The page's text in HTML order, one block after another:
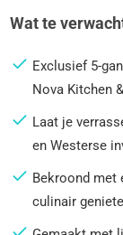
Wat te
Exclusief 5-
Nova Kitchen
Laat je
en Westerse
Bekroond met
culinair